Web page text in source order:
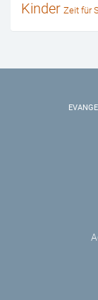
Kinder Zeit für